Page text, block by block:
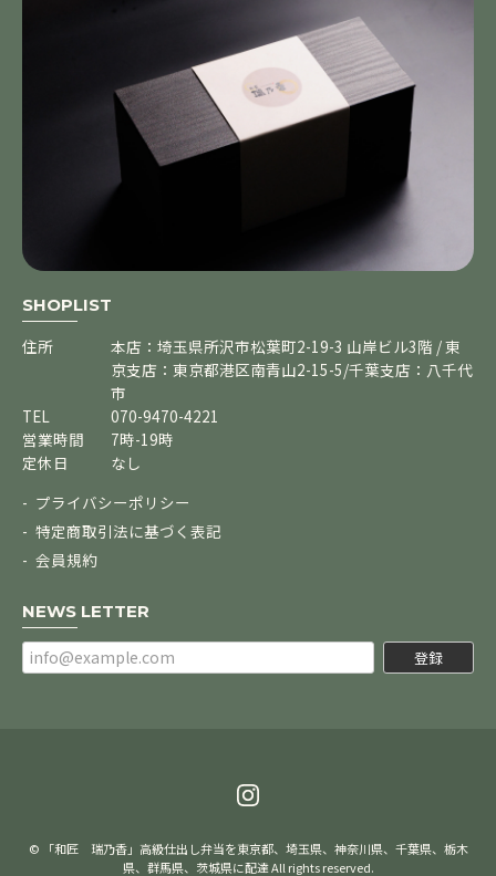
SHOPLIST
住所
本店：埼玉県所沢市松葉町2-19-3 山岸ビル3階 / 東
京支店：東京都港区南青山2-15-5/千葉支店：八千代
市
TEL
070-9470-4221
営業時間
7時-19時
定休日
なし
プライバシーポリシー
特定商取引法に基づく表記
会員規約
NEWS LETTER
登録
© 「和匠 瑞乃香」高級仕出し弁当を東京都、埼玉県、神奈川県、千葉県、栃木
県、群馬県、茨城県に配達 All rights reserved.